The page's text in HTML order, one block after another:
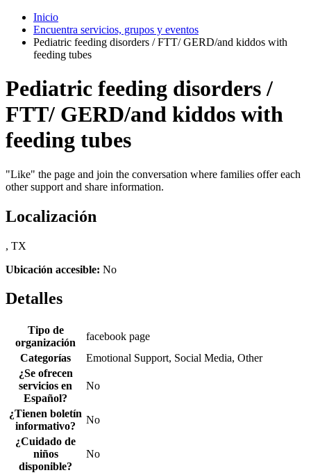
Inicio
Encuentra servicios, grupos y eventos
Pediatric feeding disorders / FTT/ GERD/and kiddos with
feeding tubes
Pediatric feeding disorders /
FTT/ GERD/and kiddos with
feeding tubes
"Like" the page and join the conversation where families offer each
other support and share information.
Localización
, TX
Ubicación accesible: No
Detalles
Tipo de
organización
facebook page
Categorías
Emotional Support, Social Media, Other
¿Se ofrecen
servicios en
Español?
No
¿Tienen boletín
informativo?
No
¿Cuidado de
niños
disponible?
No